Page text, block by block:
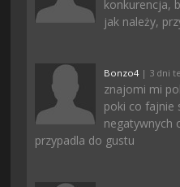
konkurencja,
jak należy,
Bonzo4| 3 dni
znajomi mi
poki co fajnie
negatywnych
przypadla do gustu